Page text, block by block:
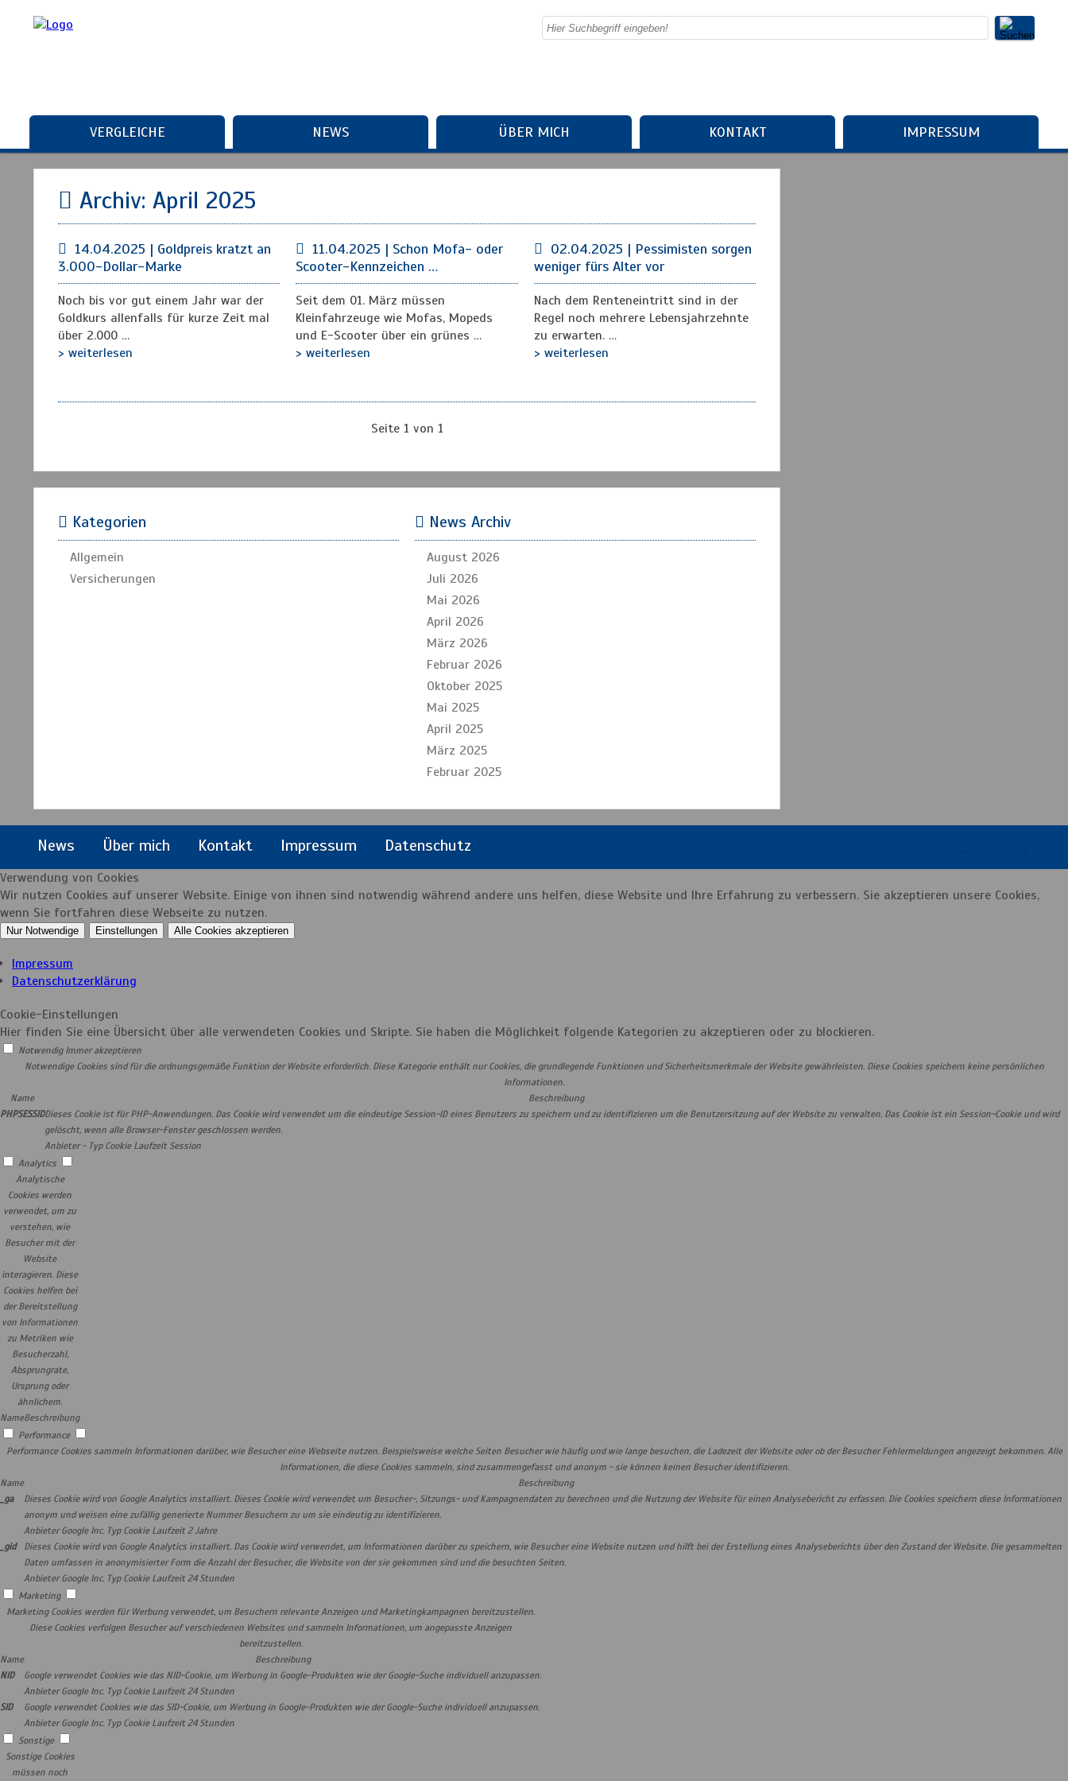
VERGLEICHE NEWS ÜBER MICH KONTAKT IMPRESSUM
Archiv: April 2025
14.04.2025 | Goldpreis kratzt an
3.000-Dollar-Marke
Noch bis vor gut einem Jahr war der
Goldkurs allenfalls für kurze Zeit mal
über 2.000 …
> weiterlesen
11.04.2025 | Schon Mofa- oder
Scooter-Kennzeichen …
Seit dem 01. März müssen
Kleinfahrzeuge wie Mofas, Mopeds
und E-Scooter über ein grünes …
> weiterlesen
02.04.2025 | Pessimisten sorgen
weniger fürs Alter vor
Nach dem Renteneintritt sind in der
Regel noch mehrere Lebensjahrzehnte
zu erwarten. …
> weiterlesen
Seite 1 von 1
Kategorien
Allgemein
Versicherungen
News Archiv
August 2026
Juli 2026
Mai 2026
April 2026
März 2026
Februar 2026
Oktober 2025
Mai 2025
April 2025
März 2025
Februar 2025
News Über mich Kontakt Impressum Datenschutz twin Homepages
Verwendung von Cookies
Wir nutzen Cookies auf unserer Website. Einige von ihnen sind notwendig während andere uns helfen, diese Website und Ihre Erfahrung zu verbessern. Sie akzeptieren unsere Cookies,
wenn Sie fortfahren diese Webseite zu nutzen.
Nur Notwendige Einstellungen Alle Cookies akzeptieren
Impressum
Datenschutzerklärung
Cookie-Einstellungen
Hier finden Sie eine Übersicht über alle verwendeten Cookies und Skripte. Sie haben die Möglichkeit folgende Kategorien zu akzeptieren oder zu blockieren.
Notwendig Immer akzeptieren
Notwendige Cookies sind für die ordnungsgemäße Funktion der Website erforderlich. Diese Kategorie enthält nur Cookies, die grundlegende Funktionen und Sicherheitsmerkmale der Website gewährleisten. Diese Cookies speichern keine persönlichen
Informationen.
Name
Beschreibung
PHPSESSIDDieses Cookie ist für PHP-Anwendungen. Das Cookie wird verwendet um die eindeutige Session-ID eines Benutzers zu speichern und zu identifizieren um die Benutzersitzung auf der Website zu verwalten. Das Cookie ist ein Session-Cookie und wird
gelöscht, wenn alle Browser-Fenster geschlossen werden.
Anbieter - Typ Cookie Laufzeit Session
Analytics
Analytische
Cookies werden
verwendet, um zu
verstehen, wie
Besucher mit der
Website
interagieren. Diese
Cookies helfen bei
der Bereitstellung
von Informationen
zu Metriken wie
Besucherzahl,
Absprungrate,
Ursprung oder
ähnlichem.
NameBeschreibung
Performance
Performance Cookies sammeln Informationen darüber, wie Besucher eine Webseite nutzen. Beispielsweise welche Seiten Besucher wie häufig und wie lange besuchen, die Ladezeit der Website oder ob der Besucher Fehlermeldungen angezeigt bekommen. Alle
Informationen, die diese Cookies sammeln, sind zusammengefasst und anonym - sie können keinen Besucher identifizieren.
Name
Beschreibung
_ga
Dieses Cookie wird von Google Analytics installiert. Dieses Cookie wird verwendet um Besucher-, Sitzungs- und Kampagnendaten zu berechnen und die Nutzung der Website für einen Analysebericht zu erfassen. Die Cookies speichern diese Informationen
anonym und weisen eine zufällig generierte Nummer Besuchern zu um sie eindeutig zu identifizieren.
Anbieter Google Inc. Typ Cookie Laufzeit 2 Jahre
_gid
Dieses Cookie wird von Google Analytics installiert. Das Cookie wird verwendet, um Informationen darüber zu speichern, wie Besucher eine Website nutzen und hilft bei der Erstellung eines Analyseberichts über den Zustand der Website. Die gesammelten
Daten umfassen in anonymisierter Form die Anzahl der Besucher, die Website von der sie gekommen sind und die besuchten Seiten.
Anbieter Google Inc. Typ Cookie Laufzeit 24 Stunden
Marketing
Marketing Cookies werden für Werbung verwendet, um Besuchern relevante Anzeigen und Marketingkampagnen bereitzustellen.
Diese Cookies verfolgen Besucher auf verschiedenen Websites und sammeln Informationen, um angepasste Anzeigen
bereitzustellen.
Name
Beschreibung
NID
Google verwendet Cookies wie das NID-Cookie, um Werbung in Google-Produkten wie der Google-Suche individuell anzupassen.
Anbieter Google Inc. Typ Cookie Laufzeit 24 Stunden
SID
Google verwendet Cookies wie das SID-Cookie, um Werbung in Google-Produkten wie der Google-Suche individuell anzupassen.
Anbieter Google Inc. Typ Cookie Laufzeit 24 Stunden
Sonstige
Sonstige Cookies
müssen noch